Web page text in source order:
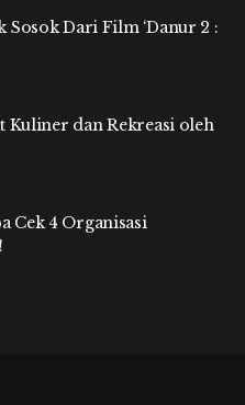
Sosok Dari Film ‘Danur 2 :
Kuliner dan Rekreasi oleh
Cek 4 Organisasi